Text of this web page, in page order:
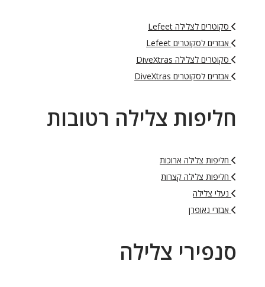
סקוטרים לצלילה Lefeet
אבזרים לסקוטרים Lefeet
סקוטרים לצלילה DiveXtras
אבזרים לסקוטרים DiveXtras
חליפות צלילה רטובות
חליפות צלילה ארוכות
חליפות צלילה קצרות
נעלי צלילה
אבזרי נאופרן
סנפירי צלילה